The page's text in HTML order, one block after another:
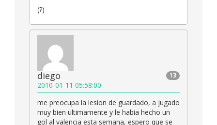
(?)
13
diego
2010-01-11 05:58:00
me preocupa la lesion de guardado, a jugado
muy bien ultimamente y le habia hecho un
gol al valencia esta semana, espero que se